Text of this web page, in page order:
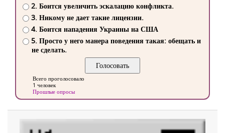
2. Боится увеличить эскалацию конфликта.
3. Никому не дает такие лицензии.
4. Боится нападения Украины на США
5. Просто у него манера поведения такая: обещать и
не сделать.
Всего проголосовало
1 человек
Прошлые опросы